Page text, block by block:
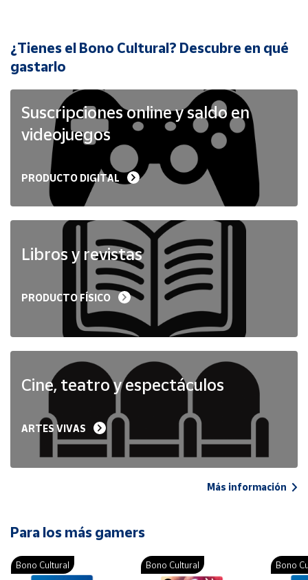
Cuenta
Ubicación
Península
Baleares
Melilla
¿Tienes el Bono Cultural? Descubre en qué
gastarlo
Suscripciones online y saldo en
videojuegos
PRODUCTO DIGITAL
Libros y revistas
PRODUCTO FÍSICO
Cine, teatro y espectáculos
ARTES VIVAS
Más información
Para los más gamers
Bono Cultural Bono Cultural Bono